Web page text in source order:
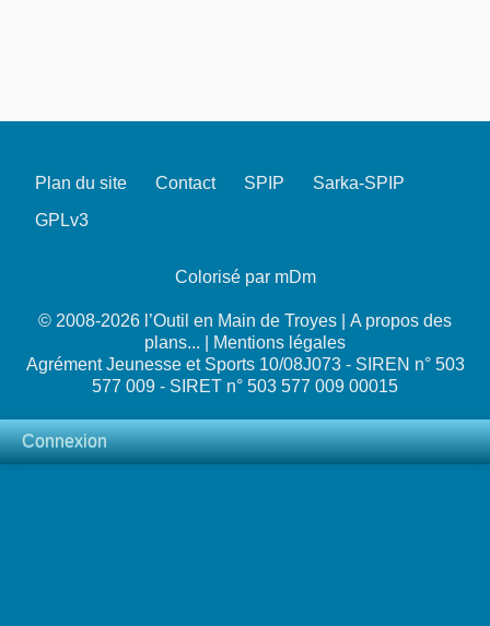
Plan du site Contact SPIP
Sarka-SPIP
GPLv3
Colorisé par mDm
© 2008-2026 l’Outil en Main de Troyes | A propos des
plans...
Mentions légales
Agrément Jeunesse et Sports 10/08J073 - SIREN n° 503
577 009 - SIRET n° 503 577 009 00015
Connexion